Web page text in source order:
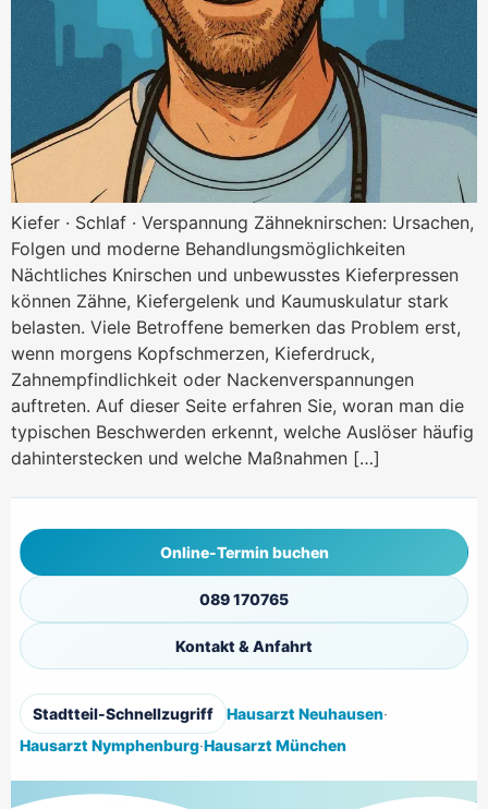
Kiefer · Schlaf · Verspannung Zähneknirschen: Ursachen,
Folgen und moderne Behandlungsmöglichkeiten
Nächtliches Knirschen und unbewusstes Kieferpressen
können Zähne, Kiefergelenk und Kaumuskulatur stark
belasten. Viele Betroffene bemerken das Problem erst,
wenn morgens Kopfschmerzen, Kieferdruck,
Zahnempfindlichkeit oder Nackenverspannungen
auftreten. Auf dieser Seite erfahren Sie, woran man die
typischen Beschwerden erkennt, welche Auslöser häufig
dahinterstecken und welche Maßnahmen […]
Online-Termin buchen
089 170765
Kontakt & Anfahrt
Stadtteil-Schnellzugriff Hausarzt Neuhausen·
Hausarzt Nymphenburg·Hausarzt München